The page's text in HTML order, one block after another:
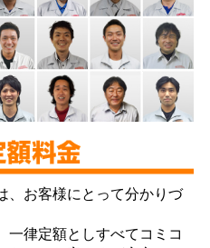
、お客様にとって分かりづ
一律定額としすべてコミコ